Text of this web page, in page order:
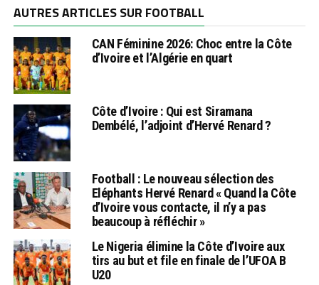
AUTRES ARTICLES SUR FOOTBALL
CAN Féminine 2026: Choc entre la Côte
d’Ivoire et l’Algérie en quart
Côte d’Ivoire : Qui est Siramana
Dembélé, l’adjoint d’Hervé Renard ?
Football : Le nouveau sélection des
Eléphants Hervé Renard « Quand la Côte
d’Ivoire vous contacte, il n’y a pas
beaucoup à réfléchir »
Le Nigeria élimine la Côte d’Ivoire aux
tirs au but et file en finale de l’UFOA B
U20